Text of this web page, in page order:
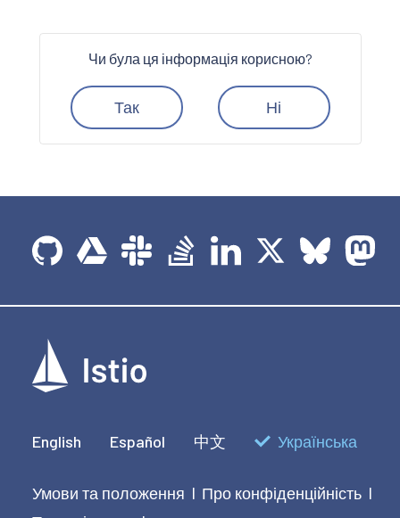
Чи була ця інформація корисною?
Так Ні
English Español 中文 Українська
Умови та положення | Про конфіденційність |